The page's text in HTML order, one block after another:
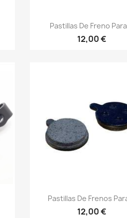
Vista rápida
Pastillas De Freno
12,00 €
Vista rápida
Pastillas De Frenos
12,00 €